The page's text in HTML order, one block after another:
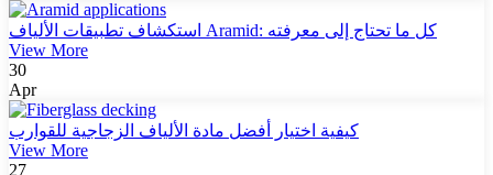
استكشاف تطبيقات الألياف Aramid: كل ما تحتاج إلى معرفته
View More
30
Apr
كيفية اختيار أفضل مادة الألياف الزجاجية للقوارب
View More
27